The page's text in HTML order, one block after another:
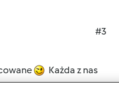
#3
Każda z nas